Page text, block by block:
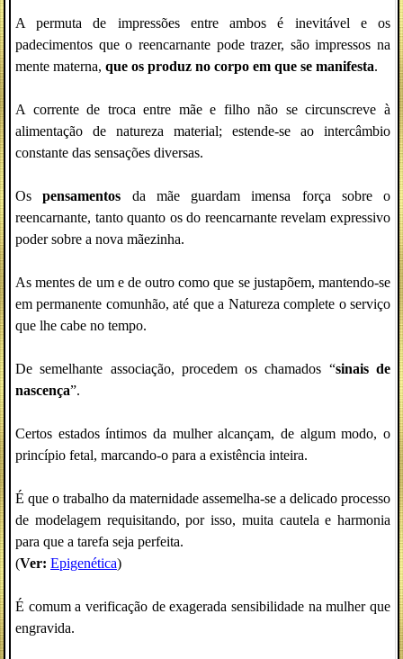
A permuta de impressões entre ambos é inevitável e os
padecimentos que o reencarnante pode trazer, são impressos na
mente materna, que os produz no corpo em que se manifesta.
A corrente de troca entre mãe e filho não se circunscreve à
alimentação de natureza material; estende-se ao intercâmbio
constante das sensações diversas.
Ospensamentos da mãe guardam imensa força sobre o
reencarnante, tanto quanto os do reencarnante revelam expressivo
poder sobre a nova mãezinha.
As mentes de um e de outro como que se justapõem, mantendo-se
em permanente comunhão, até que a Natureza complete o serviço
que lhe cabe no tempo.
De semelhante associação, procedem os chamados “sinais de
nascença”.
Certos estados íntimos da mulher alcançam, de algum modo, o
princípio fetal, marcando-o para a existência inteira.
É que o trabalho da maternidade assemelha-se a delicado processo
de modelagem requisitando, por isso, muita cautela e harmonia
para que a tarefa seja perfeita.
(Ver: Epigenética)
É comum a verificação de exagerada sensibilidade na mulher que
engravida.